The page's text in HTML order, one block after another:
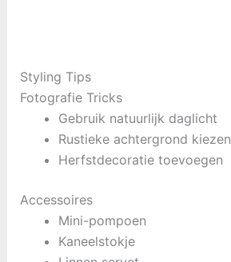
Styling Tips
Fotografie Tricks
Gebruik natuurlijk daglicht
Rustieke achtergrond kiezen
Herfstdecoratie toevoegen
Accessoires
Mini-pompoen
Kaneelstokje